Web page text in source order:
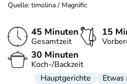
Quelle: timolina / Magnific
45 Minuten
Gesamtzeit
15
30 Minuten
Koch-/Backzeit
Hauptgerichte
Etwas